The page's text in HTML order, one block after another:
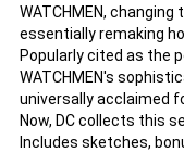
WATCHMEN,
essentially remaking
Popularly cited as the
WATCHMEN's
universally acclaimed
Now, DC collects this
Includes sketches,